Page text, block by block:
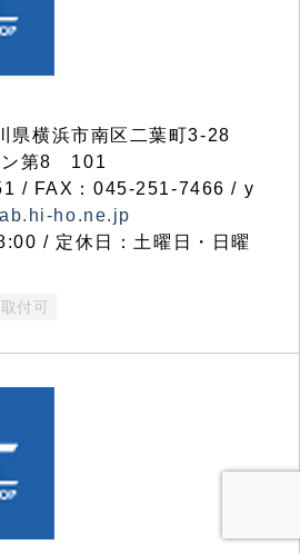
県横浜市南区二葉町3-28
ン第8 101
/ FAX：045-251-7466 / y
ho.ne.jp
/ 定休日：土曜日・日曜
付可